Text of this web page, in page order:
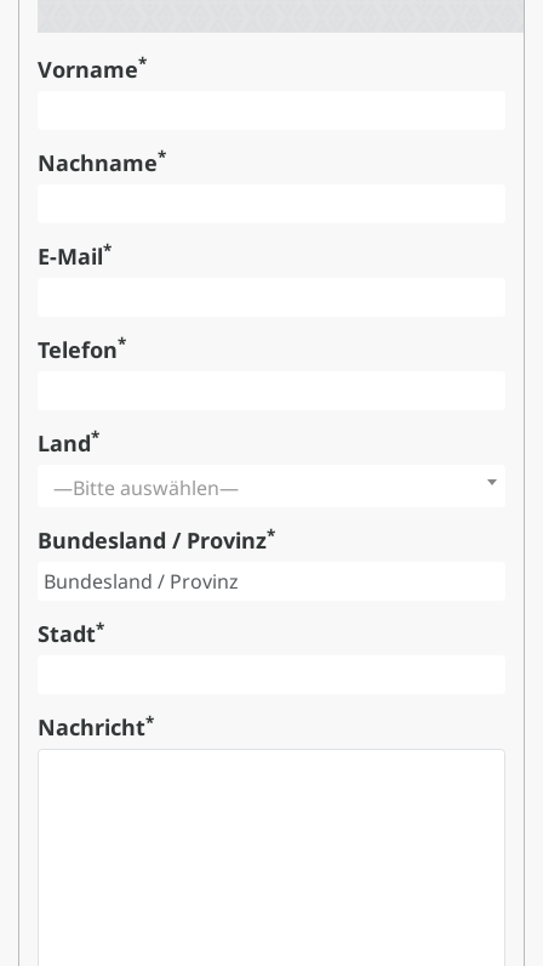
Vorname*
Nachname*
E-Mail*
Telefon*
Land*
—Bitte auswählen—
Bundesland / Provinz*
Stadt*
Nachricht*